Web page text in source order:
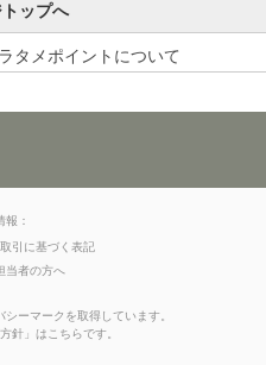
ップへ
タメポイントについて
報：
引に基づく表記
当者の方へ
ーマークを取得しています。
針 」はこちらです。